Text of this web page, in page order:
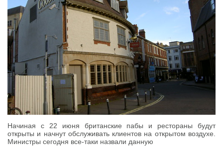
Начиная с 22 июня британские пабы и рестораны будут
открыты и начнут обслуживать клиентов на открытом воздухе.
Министры сегодня все-таки назвали данную